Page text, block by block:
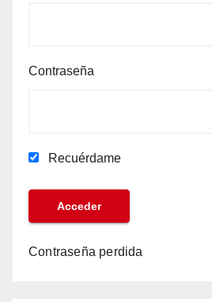
Contraseña
Recuérdame
Contraseña perdida